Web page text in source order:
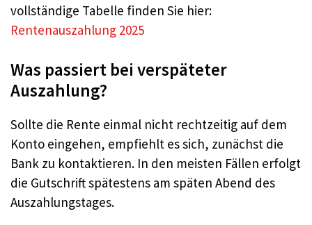
vollständige Tabelle finden Sie hier:
Rentenauszahlung 2025
Was passiert bei verspäteter
Auszahlung?
Sollte die Rente einmal nicht rechtzeitig auf dem
Konto eingehen, empfiehlt es sich, zunächst die
Bank zu kontaktieren. In den meisten Fällen erfolgt
die Gutschrift spätestens am späten Abend des
Auszahlungstages.